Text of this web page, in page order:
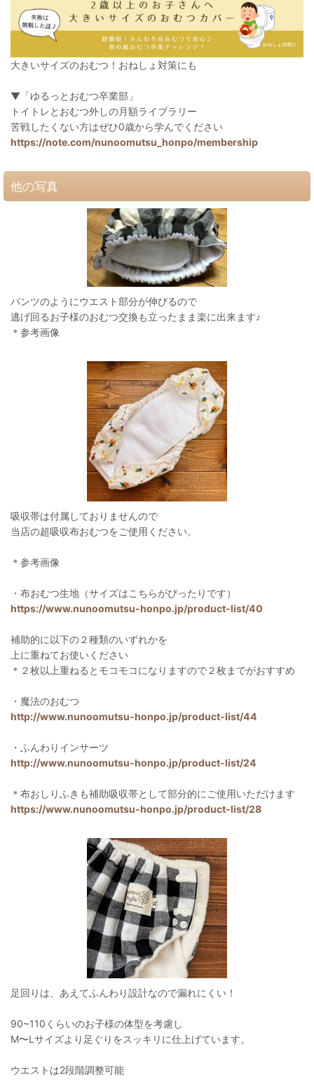
大きいサイズのおむつ！おねしょ対策にも
▼「ゆるっとおむつ卒業部」
トイトレとおむつ外しの月額ライブラリー
苦戦したくない方はぜひ0歳から学んでください
https://note.com/nunoomutsu_honpo/membership
他の写真
パンツのようにウエスト部分が伸びるので
逃げ回るお子様のおむつ交換も立ったまま楽に出来ます♪
＊参考画像
吸収帯は付属しておりませんので
当店の超吸収布おむつをご使用ください。
＊参考画像
・布おむつ生地（サイズはこちらがぴったりです）
https://www.nunoomutsu-honpo.jp/product-list/40
補助的に以下の２種類のいずれかを
上に重ねてお使いください
＊２枚以上重ねるとモコモコになりますので２枚までがおすすめ
・魔法のおむつ
http://www.nunoomutsu-honpo.jp/product-list/44
・ふんわりインサーツ
http://www.nunoomutsu-honpo.jp/product-list/24
＊布おしりふきも補助吸収帯として部分的にご使用いただけます
https://www.nunoomutsu-honpo.jp/product-list/28
足回りは、あえてふんわり設計なので漏れにくい！
90~110くらいのお子様の体型を考慮し
M〜Lサイズより足ぐりをスッキリに仕上げています。
ウエストは2段階調整可能